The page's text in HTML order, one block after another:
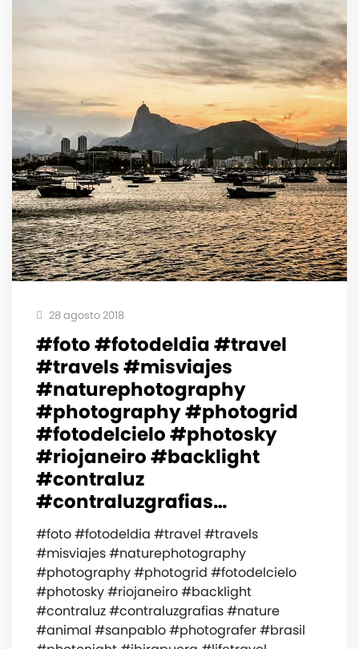
28 agosto 2018
#foto #fotodeldia #travel
#travels #misviajes
#naturephotography
#photography #photogrid
#fotodelcielo #photosky
#riojaneiro #backlight
#contraluz
#contraluzgrafias…
#foto #fotodeldia #travel #travels
#misviajes #naturephotography
#photography #photogrid #fotodelcielo
#photosky #riojaneiro #backlight
#contraluz #contraluzgrafias #nature
#animal #sanpablo #photografer #brasil